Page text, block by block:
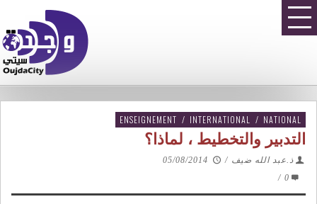
ENSEIGNEMENT / INTERNATIONAL / NATIONAL
التدبير والتخطيط ، لماذا؟
ذ.عبد الله ضيف /
05/08/2014
0
/